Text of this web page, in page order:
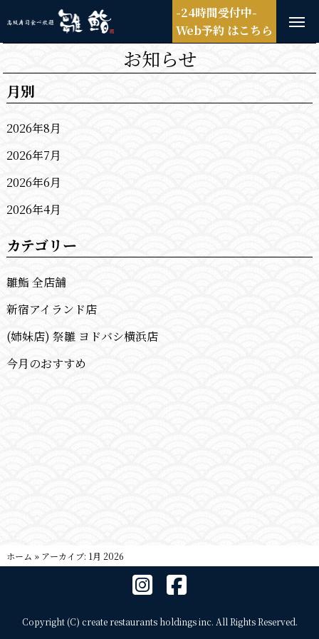
-24時間受付中-
Web予約 はこちら
お知らせ
月別
2026年8月
2026年7月
2026年6月
2026年4月
カテゴリー
雛鮨 全店舗
新宿アイランド店
(姉妹店) 祭雛 ヨドバシ横浜店
今月のおすすめ
ホーム » アーカイブ: 1月 2026
Copyright (C) create restaurants holdings inc. All Rights Reserved.